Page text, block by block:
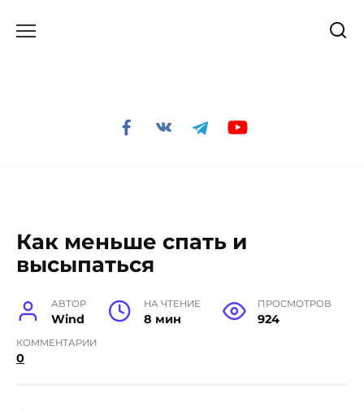
Как меньше спать и
высыпаться
АВТОР
Wind
НА ЧТЕНИЕ
8 мин
ПРОСМОТРОВ
924
КОММЕНТАРИИ
0